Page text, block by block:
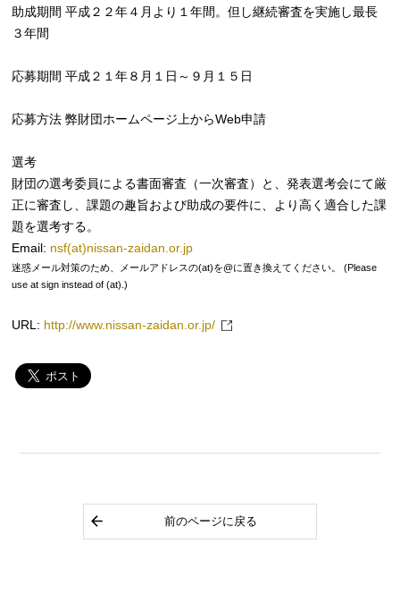
助成期間 平成２２年４月より１年間。但し継続審査を実施し最長
３年間
応募期間 平成２１年８月１日～９月１５日
応募方法 弊財団ホームページ上からWeb申請
選考
財団の選考委員による書面審査（一次審査）と、発表選考会にて厳
正に審査し、課題の趣旨および助成の要件に、より高く適合した課
題を選考する。
Email: nsf(at)nissan-zaidan.or.jp
迷惑メール対策のため、メールアドレスの(at)を@に置き換えてください。 (Please
use at sign instead of (at).)
URL: http://www.nissan-zaidan.or.jp/
前のページに戻る